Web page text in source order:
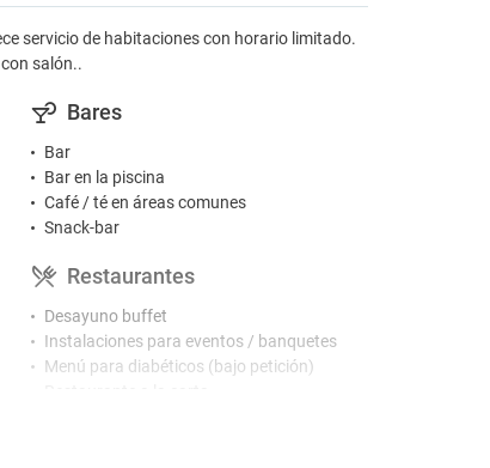
servicio de habitaciones con horario limitado.
salón..
Bares
Bar
Bar en la piscina
Café / té en áreas comunes
Snack-bar
Restaurantes
Desayuno buffet
Instalaciones para eventos / banquetes
Menú para diabéticos (bajo petición)